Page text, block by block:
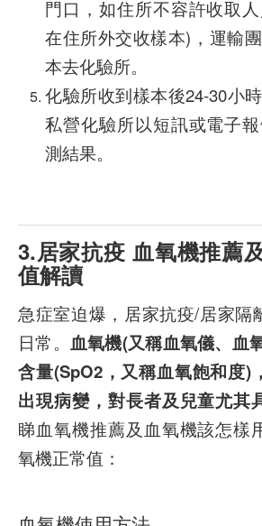
門口，如住所不容許收取
在住所外交收樣本)，運輸
本去化驗所。
化驗所收到樣本後24-30小
私營化驗所以短訊或電子
測結果。
3.居家抗疫 血氧機推薦
值解讀
急症室迫爆，居家抗疫/居家隔
日常。 血氧機(又稱血氧儀、血
含量(SpO2，又稱血氧飽和度)
出現病變，對長者及兒童尤其
睇血氧機推薦及血氧機該怎樣
氧機正常值：